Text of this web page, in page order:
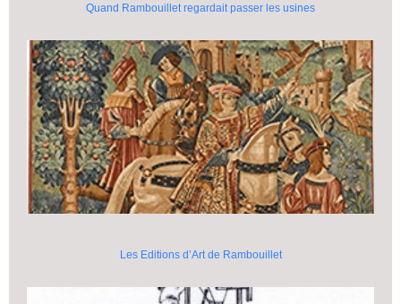
Quand Rambouillet regardait passer les usines
Les Editions d’Art de Rambouillet